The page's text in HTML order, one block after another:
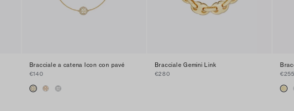
Bracciale a catena Icon con pavé
€140
Bracciale Gemini Link
€280
€255